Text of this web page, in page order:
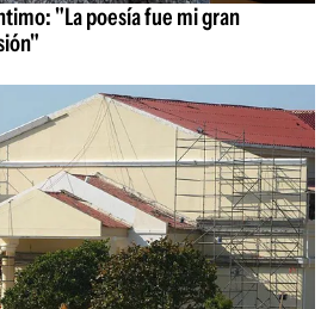
"La poesía fue mi gran